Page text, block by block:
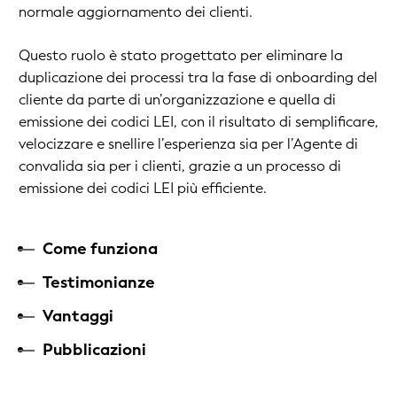
normale aggiornamento dei clienti.
Questo ruolo è stato progettato per eliminare la
duplicazione dei processi tra la fase di onboarding del
cliente da parte di un’organizzazione e quella di
emissione dei codici LEI, con il risultato di semplificare,
velocizzare e snellire l’esperienza sia per l’Agente di
convalida sia per i clienti, grazie a un processo di
emissione dei codici LEI più efficiente.
Come funziona
Testimonianze
Vantaggi
Pubblicazioni